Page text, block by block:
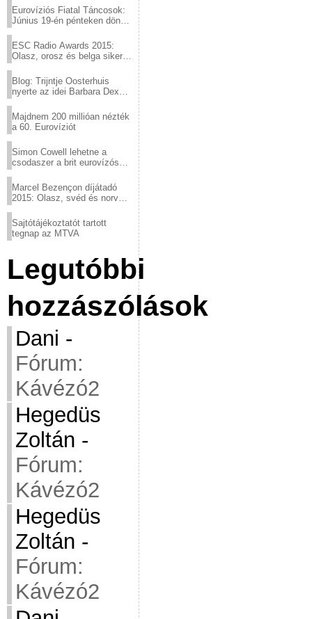
Eurovíziós Fiatal Táncosok:
Június 19-én pénteken döntő
ESC Radio Awards 2015:
Olasz, orosz és belga siker,
Blog: Trijntje Oosterhuis
nyerte az idei Barbara Dex
Majdnem 200 millióan nézték
a 60. Eurovíziót
Simon Cowell lehetne a
csodaszer a brit eurovízós
Marcel Bezençon díjátadó
2015: Olasz, svéd és norvég
Sajtótájékoztatót tartott
tegnap az MTVA
Legutóbbi
hozzászólások
Dani -
Fórum:
Kávézó2
Hegedüs
Zoltán -
Fórum:
Kávézó2
Hegedüs
Zoltán -
Fórum:
Kávézó2